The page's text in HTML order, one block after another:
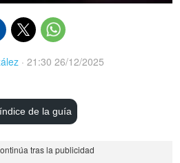
· 21:30 26/12/2025
de la guía